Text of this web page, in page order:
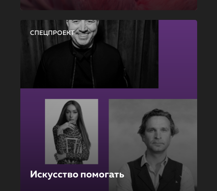
СПЕЦПРОЕКТ
Искусство помогать